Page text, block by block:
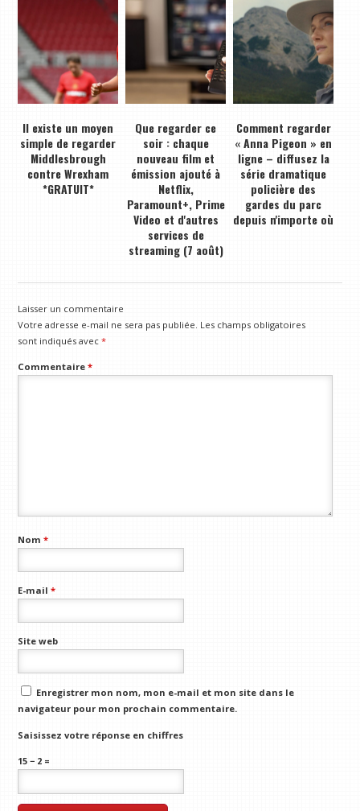
Il existe un moyen
simple de regarder
Middlesbrough
contre Wrexham
*GRATUIT*
Que regarder ce
soir : chaque
nouveau film et
émission ajouté à
Netflix,
Paramount+, Prime
Video et d'autres
services de
streaming (7 août)
Comment regarder
« Anna Pigeon » en
ligne – diffusez la
série dramatique
policière des
gardes du parc
depuis n'importe où
Laisser un commentaire
Votre adresse e-mail ne sera pas publiée. Les champs obligatoires
sont indiqués avec*
Commentaire*
Nom*
E-mail*
Site web
Enregistrer mon nom, mon e-mail et mon site dans le
navigateur pour mon prochain commentaire.
Saisissez votre réponse en chiffres
15 − 2 =